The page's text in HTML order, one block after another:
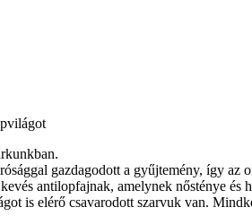
gazdagodott a gyűjtemény, így
antilopfajnak, amelynek nősténye
is elérő csavarodott szarvuk van.